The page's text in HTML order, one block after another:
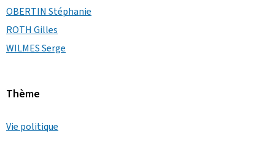
OBERTIN Stéphanie
ROTH Gilles
WILMES Serge
Thème
Vie politique